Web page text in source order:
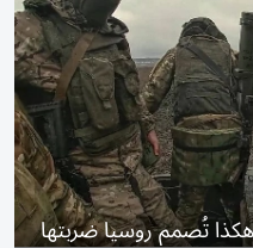
تُصمم روسيا ضربتها